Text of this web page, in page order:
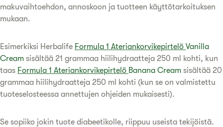
makuvaihtoehdon, annoskoon ja tuotteen käyttötarkoituksen
mukaan.
Esimerkiksi Herbalife Formula 1 Ateriankorvikepirtelö Vanilla
Cream sisältää 21 grammaa hiilihydraatteja 250 ml kohti, kun
taas Formula 1 Ateriankorvikepirtelö Banana Cream sisältää 20
grammaa hiilihydraatteja 250 ml kohti (kun se on valmistettu
tuoteselosteessa annettujen ohjeiden mukaisesti).
Se sopiiko jokin tuote diabeetikolle, riippuu useista tekijöistä.